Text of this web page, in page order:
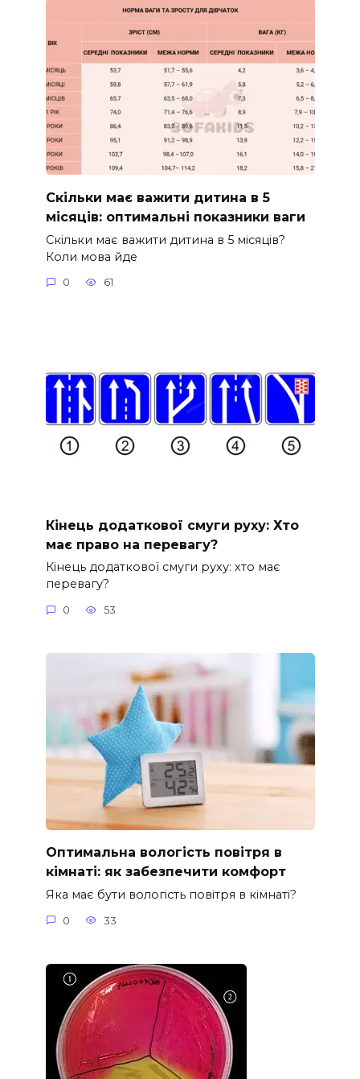
Скільки має важити дитина в 5
місяців: оптимальні показники ваги
Скільки має важити дитина в 5 місяців?
Коли мова йде
0 61
Кінець додаткової смуги руху: Хто
має право на перевагу?
Кінець додаткової смуги руху: хто має
перевагу?
0 53
Оптимальна вологість повітря в
кімнаті: як забезпечити комфорт
Яка має бути вологість повітря в кімнаті?
0 33